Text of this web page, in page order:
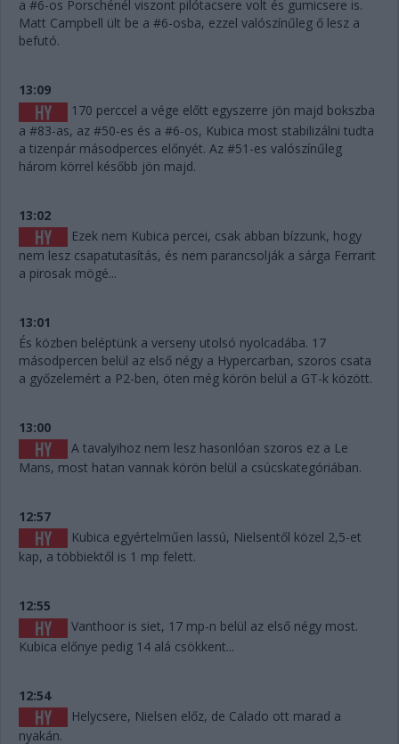
a #6-os Porschénél viszont pilótacsere volt és gumicsere is.
Matt Campbell ült be a #6-osba, ezzel valószínűleg ő lesz a
befutó.
13:09
170 perccel a vége előtt egyszerre jön majd bokszba
a #83-as, az #50-es és a #6-os, Kubica most stabilizálni tudta
a tizenpár másodperces előnyét. Az #51-es valószínűleg
három körrel később jön majd.
13:02
Ezek nem Kubica percei, csak abban bízzunk, hogy
nem lesz csapatutasítás, és nem parancsolják a sárga Ferrarit
a pirosak mögé...
13:01
És közben beléptünk a verseny utolsó nyolcadába. 17
másodpercen belül az első négy a Hypercarban, szoros csata
a győzelemért a P2-ben, öten még körön belül a GT-k között.
13:00
A tavalyihoz nem lesz hasonlóan szoros ez a Le
Mans, most hatan vannak körön belül a csúcskategóriában.
12:57
Kubica egyértelműen lassú, Nielsentől közel 2,5-et
kap, a többiektől is 1 mp felett.
12:55
Vanthoor is siet, 17 mp-n belül az első négy most.
Kubica előnye pedig 14 alá csökkent...
12:54
Helycsere, Nielsen előz, de Calado ott marad a
nyakán.